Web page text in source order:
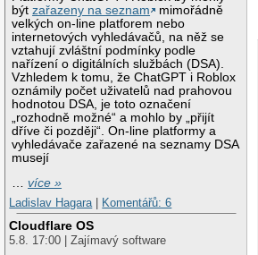
býtzařazeny na seznam
mimořádně
velkých on-line platforem nebo
internetových vyhledávačů, na něž se
vztahují zvláštní podmínky podle
nařízení o digitálních službách (DSA).
Vzhledem k tomu, že ChatGPT i Roblox
oznámily počet uživatelů nad prahovou
hodnotou DSA, je toto označení
„rozhodně možné“ a mohlo by „přijít
dříve či později“. On-line platformy a
vyhledávače zařazené na seznamy DSA
musejí
…více »
Ladislav Hagara
Komentářů: 6
Cloudflare OS
5.8. 17:00 | Zajímavý software